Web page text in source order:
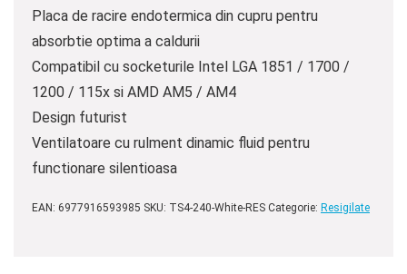
Placa de racire endotermica din cupru pentru
absorbtie optima a caldurii
Compatibil cu socketurile Intel LGA 1851 / 1700 /
1200 / 115x si AMD AM5 / AM4
Design futurist
Ventilatoare cu rulment dinamic fluid pentru
functionare silentioasa
EAN: 6977916593985 SKU: TS4-240-White-RES Categorie: Resigilate